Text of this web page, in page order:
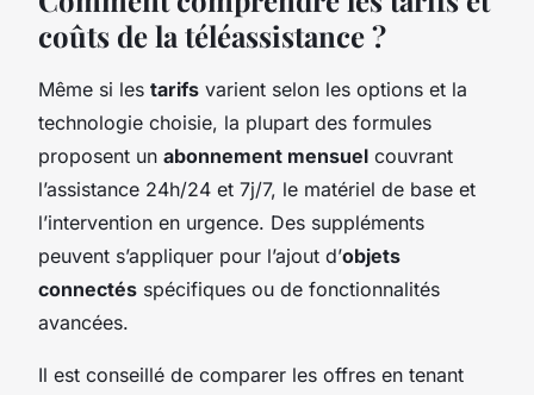
coûts de la téléassistance ?
Même si les tarifs varient selon les options et la
technologie choisie, la plupart des formules
proposent un abonnement mensuel couvrant
l’assistance 24h/24 et 7j/7, le matériel de base et
l’intervention en urgence. Des suppléments
peuvent s’appliquer pour l’ajout d’objets
connectés spécifiques ou de fonctionnalités
avancées.
Il est conseillé de comparer les offres en tenant